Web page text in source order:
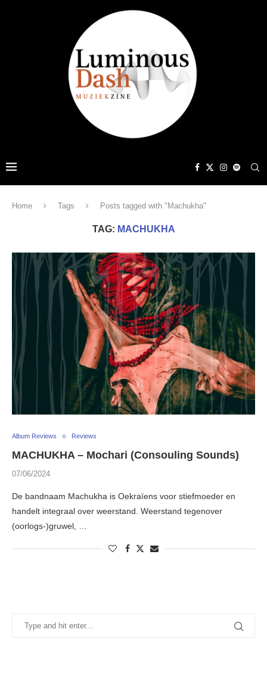
Home Tags Posts tagged with "Machukha"
TAG: MACHUKHA
Album Reviews Reviews
MACHUKHA – Mochari (Consouling Sounds)
07/06/2024
De bandnaam Machukha is Oekraïens voor stiefmoeder en
handelt integraal over weerstand. Weerstand tegenover
(oorlogs-)gruwel, …